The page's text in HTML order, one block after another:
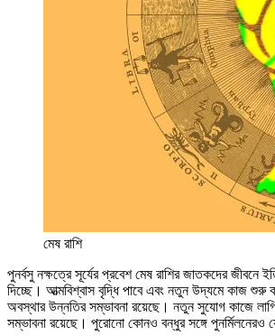
মেষ রাশি
পুনর্বসু নক্ষত্রে সূর্যের প্রবেশ মেষ রাশির জাতকদের জীবনে
দিচ্ছে। আত্মবিশ্বাস বৃদ্ধি পাবে এবং নতুন উদ্যমে কাজ শুরু
অবস্থার উন্নতির সম্ভাবনা রয়েছে। নতুন সুযোগ কাজে
সম্ভাবনা রয়েছে। পুরোনো কোনও বন্ধুর সঙ্গে পুনর্মিলনেরও